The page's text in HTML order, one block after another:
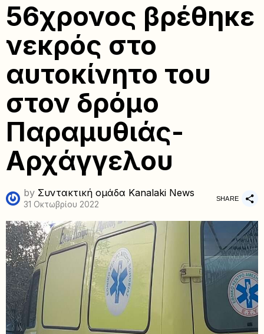
56χρονος βρέθηκε
νεκρός στο
αυτοκίνητο του
στον δρόμο
Παραμυθιάς-
Αρχάγγελου
by Συντακτική ομάδα Kanalaki News
31 Οκτωβρίου 2022
SHARE